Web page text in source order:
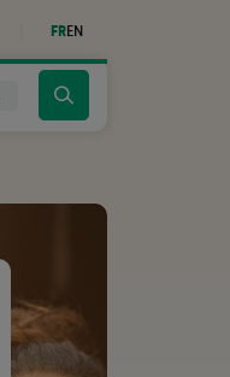
FREN
Cliquer
moteur